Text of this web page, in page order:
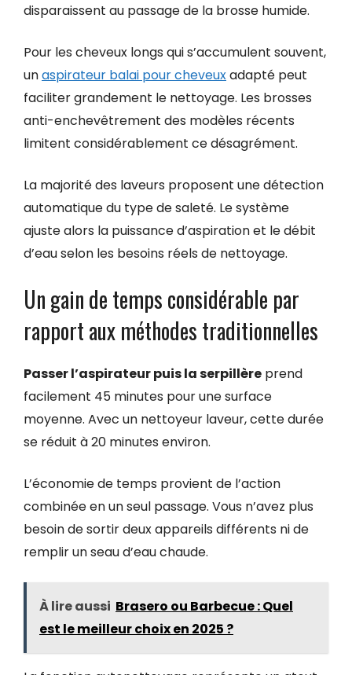
disparaissent au passage de la brosse humide.
Pour les cheveux longs qui s’accumulent souvent,
unaspirateur balai pour cheveuxadapté peut
faciliter grandement le nettoyage. Les brosses
anti-enchevêtrement des modèles récents
limitent considérablement ce désagrément.
La majorité des laveurs proposent une détection
automatique du type de saleté. Le système
ajuste alors la puissance d’aspiration et le débit
d’eau selon les besoins réels de nettoyage.
Un gain de temps considérable par
rapport aux méthodes traditionnelles
Passer l’aspirateur puis la serpillère prend
facilement 45 minutes pour une surface
moyenne. Avec un nettoyeur laveur, cette durée
se réduit à 20 minutes environ.
L’économie de temps provient de l’action
combinée en un seul passage. Vous n’avez plus
besoin de sortir deux appareils différents ni de
remplir un seau d’eau chaude.
À lire aussi Brasero ou Barbecue : Quel
est le meilleur choix en 2025 ?